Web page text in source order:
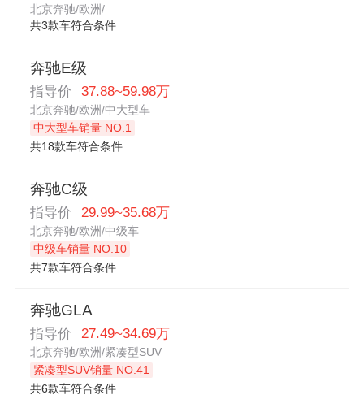
北京奔驰/欧洲/
共3款车符合条件
奔驰E级
指导价 37.88~59.98万
北京奔驰/欧洲/中大型车
中大型车销量 NO.1
共18款车符合条件
奔驰C级
指导价 29.99~35.68万
北京奔驰/欧洲/中级车
中级车销量 NO.10
共7款车符合条件
奔驰GLA
指导价 27.49~34.69万
北京奔驰/欧洲/紧凑型SUV
紧凑型SUV销量 NO.41
共6款车符合条件